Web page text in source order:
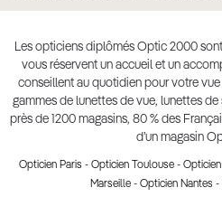
Accessibilité
Retours et remboursements
Lunettes de vue Gucci
Lunettes de vue Chloé
Lunettes de vue Burberry
Lunettes de soleil Ray-Ban
Lunettes de soleil Prada
Lunettes de soleil Gucci
Soldes Ete 2025
Lentille de nuit
Lentilles journalières
Produit lentilles
Lunettes Guess
Lunettes Chloé
Lunettes Versace
Les opticiens diplômés Optic 2000
vous réservent un accueil et un
conseillent au quotidien pour votre
gammes de lunettes de vue, lunettes
près de 1200 magasins, 80 % des
d’un magasin
Opticien Paris - Opticien Toulouse-
Marseille - Opticien Nantes -